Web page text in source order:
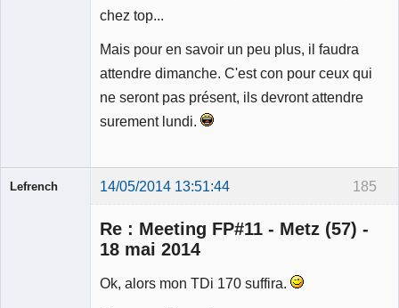
chez top...
Mais pour en savoir un peu plus, il faudra
attendre dimanche. C'est con pour ceux qui
ne seront pas présent, ils devront attendre
surement lundi.
185
Lefrench 14/05/2014 13:51:44
Re : Meeting FP#11 - Metz (57) -
18 mai 2014
Ok, alors mon TDi 170 suffira.